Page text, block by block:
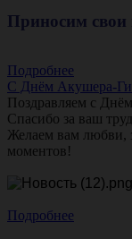
Приносим свои
Подробнее
С Днём Акушера-
Поздравляем с Днём
Спасибо за ваш
Желаем вам любви,
моментов!
Подробнее